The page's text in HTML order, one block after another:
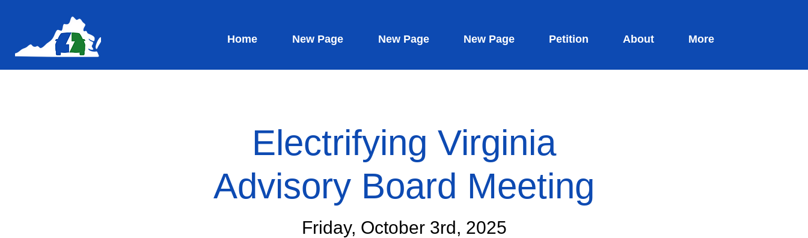
Home New Page New Page New Page Petition About More
Electrifying Virginia
Advisory Board Meeting
Friday, October 3rd, 2025